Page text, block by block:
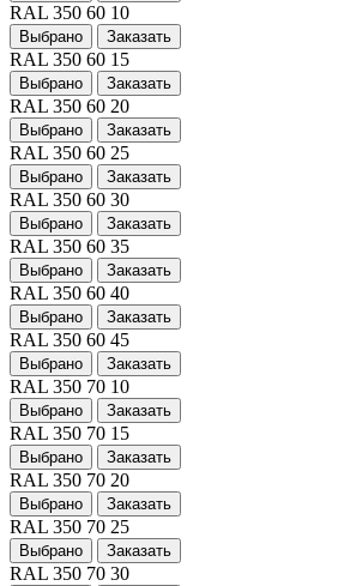
RAL 350 60 10
Выбрано Заказать
RAL 350 60 15
Выбрано Заказать
RAL 350 60 20
Выбрано Заказать
RAL 350 60 25
Выбрано Заказать
RAL 350 60 30
Выбрано Заказать
RAL 350 60 35
Выбрано Заказать
RAL 350 60 40
Выбрано Заказать
RAL 350 60 45
Выбрано Заказать
RAL 350 70 10
Выбрано Заказать
RAL 350 70 15
Выбрано Заказать
RAL 350 70 20
Выбрано Заказать
RAL 350 70 25
Выбрано Заказать
RAL 350 70 30